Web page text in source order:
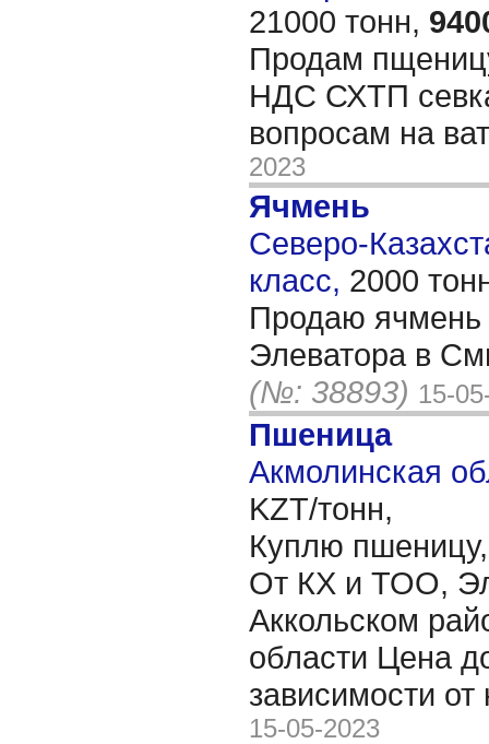
21000 тонн,
Продам
НДС СХТП
вопросам на
2023
Ячмень
Северо-
класс, 2000
Продаю ячмень
Элеватора в
(№: 38893) 15-
Пшеница
Акмолинская
KZT/тонн,
Куплю
От КХ и ТОО,
Аккольском
области Цена
зависимости от
15-05-2023